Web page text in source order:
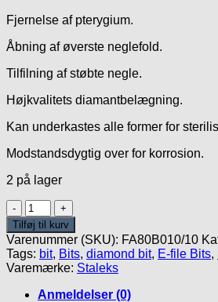
Fjernelse af pterygium.
Åbning af øverste neglefold.
Tilfilning af støbte negle.
Højkvalitets diamantbelægning.
Kan underkastes alle former for
Modstandsdygtig over for korrosion.
2 på lager
Diamond
Blue
Expert
1mm/10mm
-
Needle
antal
Tilføj til kurv
Varenummer (SKU): FA80B010/10
Tags: bit, Bits, diamond bit, E-file Bits,
Varemærke: Staleks
Anmeldelser (0)